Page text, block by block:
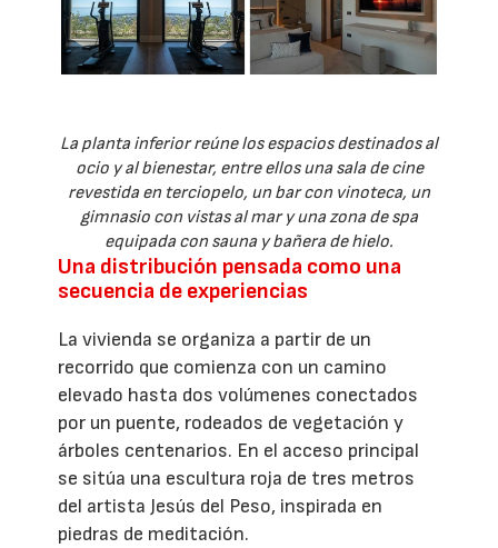
La planta inferior reúne los espacios destinados al
ocio y al bienestar, entre ellos una sala de cine
revestida en terciopelo, un bar con vinoteca, un
gimnasio con vistas al mar y una zona de spa
equipada con sauna y bañera de hielo.
Una distribución pensada como una
secuencia de experiencias
La vivienda se organiza a partir de un
recorrido que comienza con un camino
elevado hasta dos volúmenes conectados
por un puente, rodeados de vegetación y
árboles centenarios. En el acceso principal
se sitúa una escultura roja de tres metros
del artista Jesús del Peso, inspirada en
piedras de meditación.